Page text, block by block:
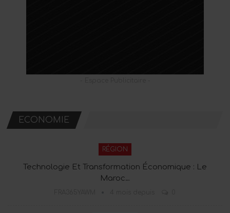
ECONOMIE
RÉGION
Technologie Et Transformation Économique : Le
Maroc…